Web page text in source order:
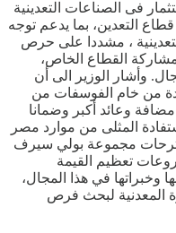
فى الصناعات التعدينية
التعدين، بما يدعم توجه
، مشددا على حرص
مشاركة القطاع الخاص،
وأشار الوزير الى أن
من خام الفوسفات من
وعائد أكبر وضمانا
المثلى من موارد مصر
مجموعة بولي سيرف
تعظيم القيمة
وخبراتها في هذا المجال،
المعدنية لبحث فرص